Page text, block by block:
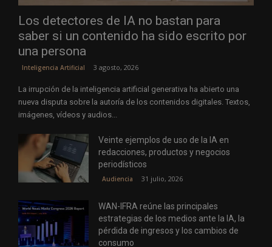
Los detectores de IA no bastan para
saber si un contenido ha sido escrito por
una persona
Inteligencia Artificial 3 agosto, 2026
La irrupción de la inteligencia artificial generativa ha abierto una
nueva disputa sobre la autoría de los contenidos digitales. Textos,
imágenes, vídeos y audios...
Veinte ejemplos de uso de la IA en
redacciones, productos y negocios
periodísticos
Audiencia 31 julio, 2026
WAN-IFRA reúne las principales
estrategias de los medios ante la IA, la
pérdida de ingresos y los cambios de
consumo